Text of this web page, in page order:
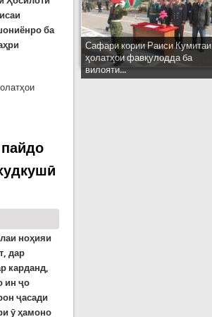
ба
ноҳияи
дар
карданд,
ин ҷо
ҷасади
ӯ ҳамоно
Сафари кории Раиси Кумитаи
ҳолатҳои фавқулодда ба
вилояти...